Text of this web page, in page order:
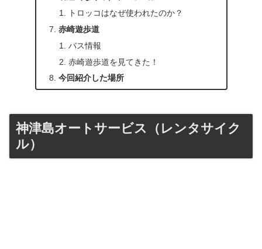
トロッコはなぜ使われたのか？
赤崎遊歩道
バス情報
赤崎遊歩道を見てきた！
今回紹介した場所
神津島オートサービス（レンタサイク
ル）